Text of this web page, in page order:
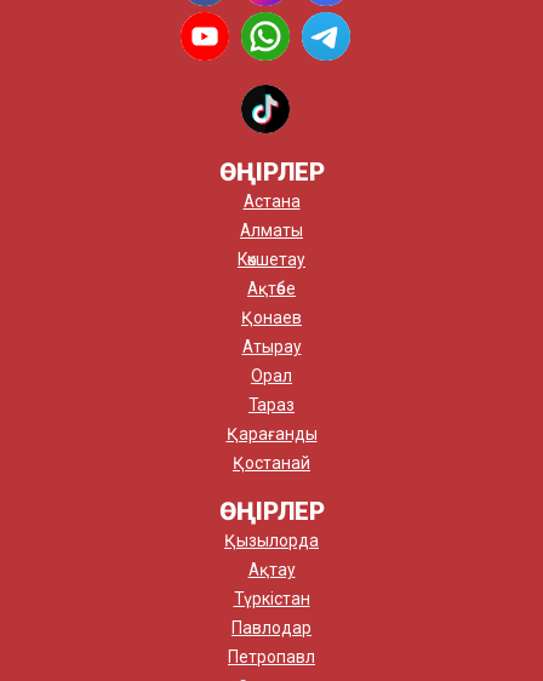
ӨҢІРЛЕР
Астана
Алматы
Көкшетау
Ақтөбе
Қонаев
Атырау
Орал
Тараз
Қарағанды
Қостанай
ӨҢІРЛЕР
Қызылорда
Ақтау
Түркістан
Павлодар
Петропавл